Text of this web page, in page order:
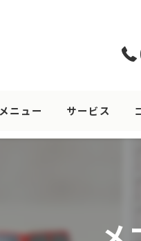
ニュー サービス